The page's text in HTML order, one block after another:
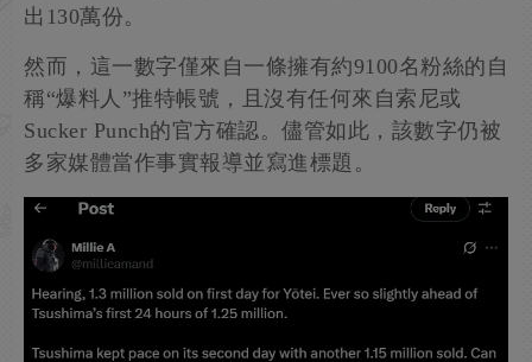
出130萬份。
然而，這一數字僅來自一條擁有約9100名粉絲的自
稱“爆料人”推特帳號，且沒有任何來自索尼或
Sucker Punch的官方確認。儘管如此，該數字仍被
多家媒體當作事實報導並寫進標題。